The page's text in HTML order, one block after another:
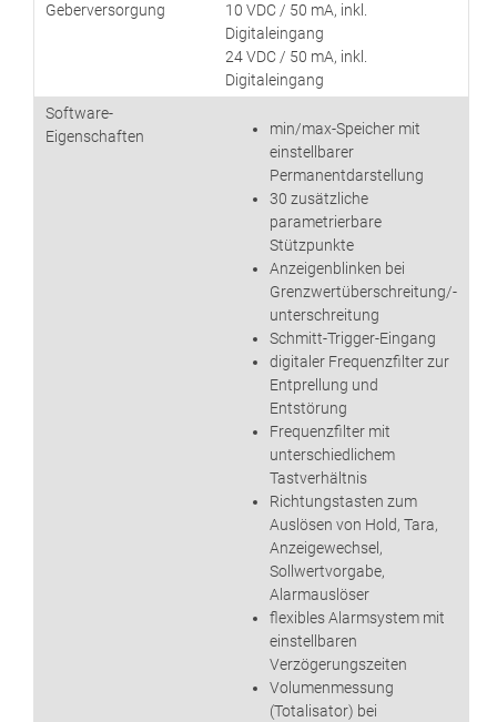
Geberversorgung
10 VDC / 50 mA, inkl.
Digitaleingang
24 VDC / 50 mA, inkl.
Digitaleingang
Software-
Eigenschaften
min/max-Speicher mit
einstellbarer
Permanentdarstellung
30 zusätzliche
parametrierbare
Stützpunkte
Anzeigenblinken bei
Grenzwertüberschreitung/-
unterschreitung
Schmitt-Trigger-Eingang
digitaler Frequenzfilter zur
Entprellung und
Entstörung
Frequenzfilter mit
unterschiedlichem
Tastverhältnis
Richtungstasten zum
Auslösen von Hold, Tara,
Anzeigewechsel,
Sollwertvorgabe,
Alarmauslöser
flexibles Alarmsystem mit
einstellbaren
Verzögerungszeiten
Volumenmessung
(Totalisator) bei